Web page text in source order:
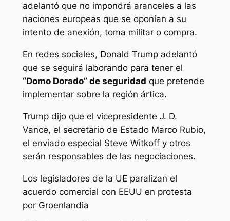
adelantó que no impondrá aranceles a las
naciones europeas que se oponían a su
intento de anexión, toma militar o compra.
En redes sociales, Donald Trump adelantó
que se seguirá laborando para tener el
“Domo Dorado” de seguridad que pretende
implementar sobre la región ártica.
Trump dijo que el vicepresidente J. D.
Vance, el secretario de Estado Marco Rubio,
el enviado especial Steve Witkoff y otros
serán responsables de las negociaciones.
Los legisladores de la UE paralizan el
acuerdo comercial con EEUU en protesta
por Groenlandia